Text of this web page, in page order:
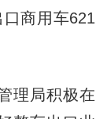
商用车621
理局积极在